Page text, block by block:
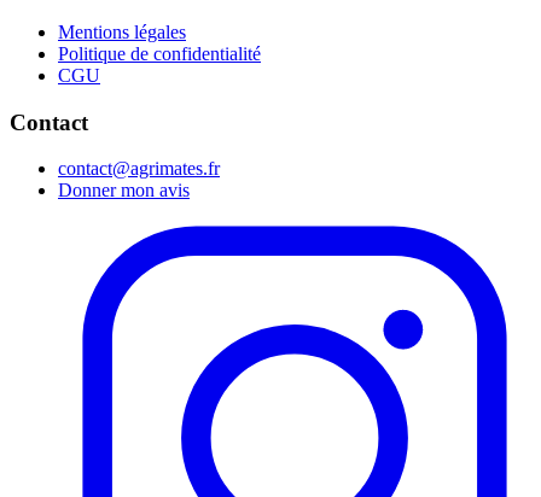
Mentions légales
Politique de confidentialité
CGU
Contact
contact@agrimates.fr
Donner mon avis